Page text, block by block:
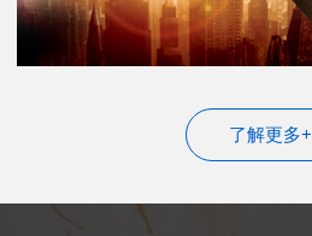
了解更多+